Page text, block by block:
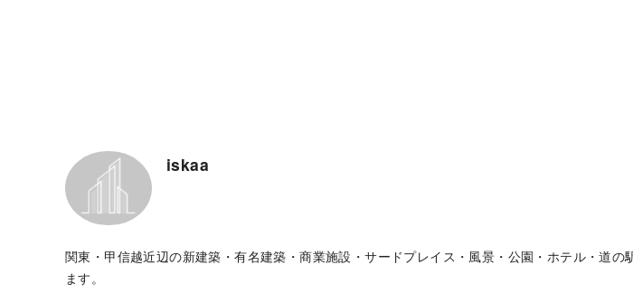
iskaa
関東・甲信越近辺の新建築・有名建築・商業施設・サードプレイス・風景・公園・ホテル・道の
ます。